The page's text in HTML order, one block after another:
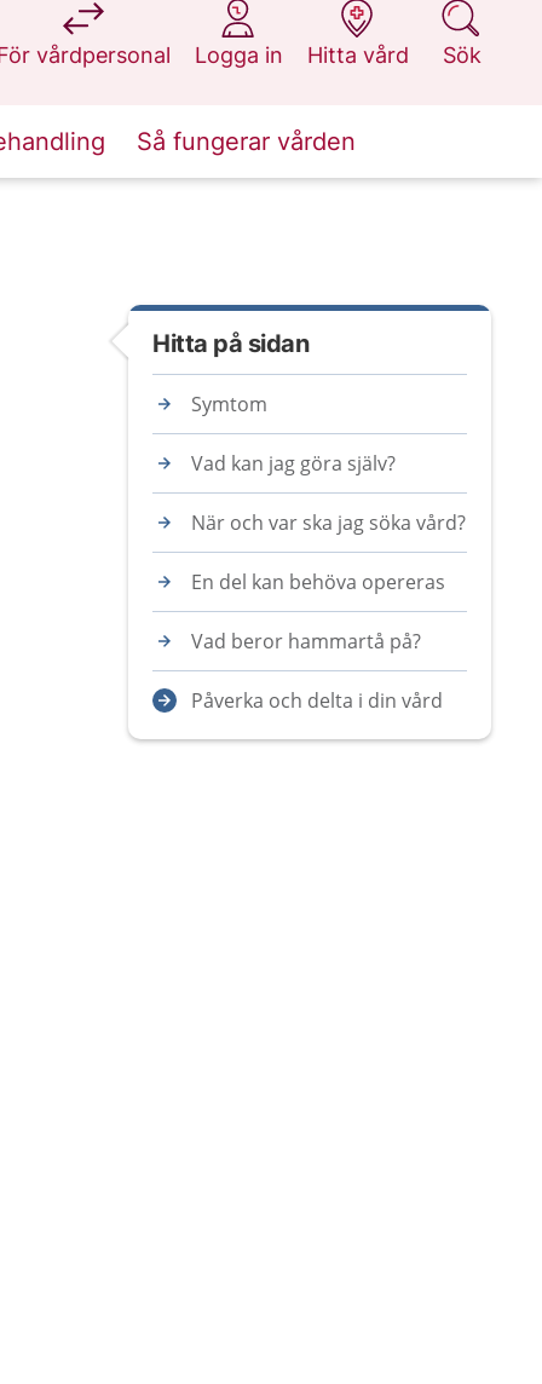
vårdpersonal
på 1177.se
Logga in
på 1177.se
Hitta vård
på 1177.se
Sök
på 1177.se
Så fungerar vården
Hitta på sidan
Symtom
Vad kan jag göra själv?
När och var ska jag söka vård?
En del kan behöva opereras
Vad beror hammartå på?
Påverka och delta i din vård